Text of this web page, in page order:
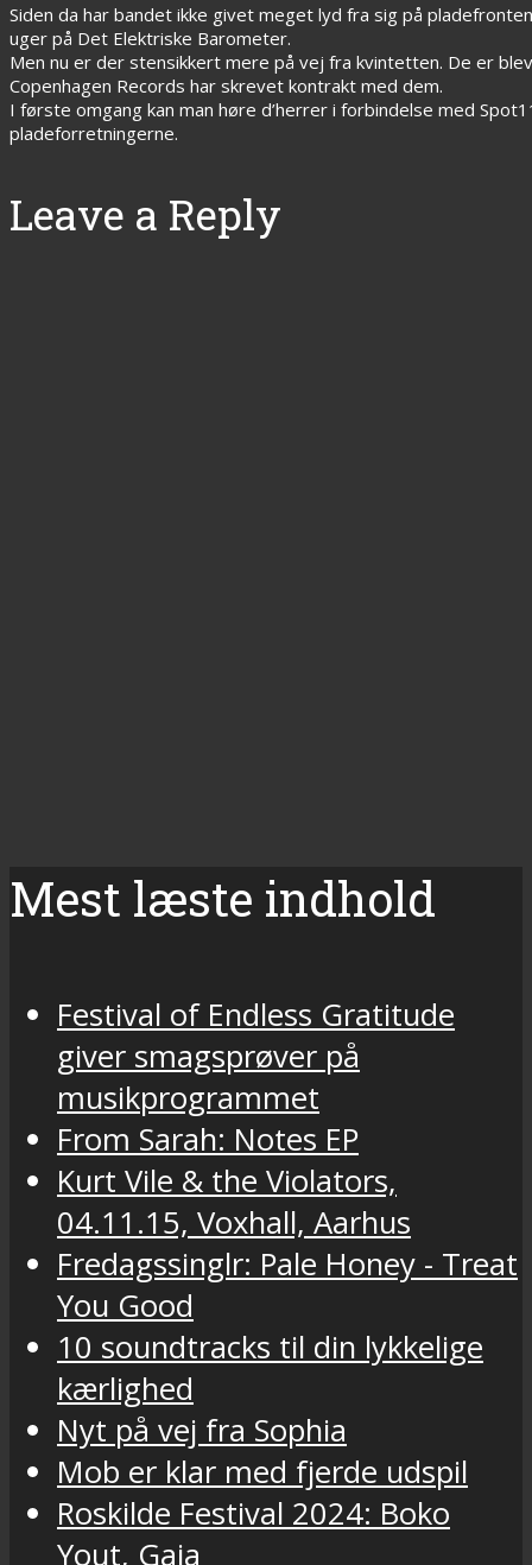
Siden da har bandet ikke givet meget lyd fra sig på
uger på Det Elektriske Barometer.
Men nu er der stensikkert mere på vej fra kvintetten. De er
Copenhagen Records har skrevet kontrakt med dem.
I første omgang kan man høre d’herrer i forbindelse med
pladeforretningerne.
Leave a Reply
Mest læste indhold
Festival of Endless Gratitude
giver smagsprøver på
musikprogrammet
From Sarah: Notes EP
Kurt Vile & the Violators,
04.11.15, Voxhall, Aarhus
Fredagssinglr: Pale Honey - Treat
You Good
10 soundtracks til din lykkelige
kærlighed
Nyt på vej fra Sophia
Mob er klar med fjerde udspil
Roskilde Festival 2024: Boko
Yout, Gaia